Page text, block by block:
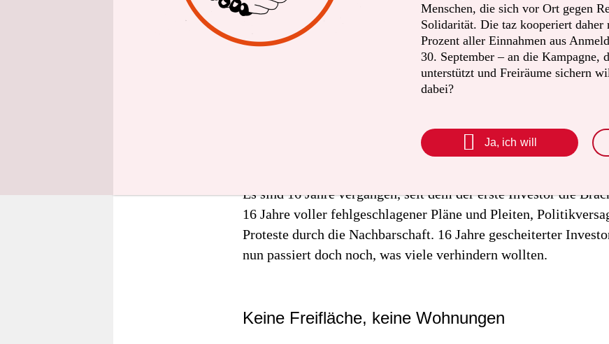
beseitigt. In einer Baggerschaufel, die verloren auf dem
sich das Regenwasser.
Am Ende haben nur drei Wochen gefehlt. Ohne den vor ein paar
erfolgten Start der Bauarbeiten wäre am 6. November die
Jahren als Symbol schlechthin der Gentrifizierungsgegner gilt,
noch die Chance gehabt, nicht rein profitorientiert verwertet zu
Es sind 16 Jahre vergangen, seit dem der erste Investor die
16 Jahre voller fehlgeschlagener Pläne und Pleiten,
Proteste durch die Nachbarschaft. 16 Jahre gescheiterter
nun passiert doch noch, was viele verhindern wollten.
Keine Freifläche, keine Wohnungen
Menschen, die sich vor Ort gegen
Solidarität. Die taz kooperiert
Prozent aller Einnahmen aus
30. September – an die Kampagne,
unterstützt und Freiräume sichern
dabei?
 Ja, ich will